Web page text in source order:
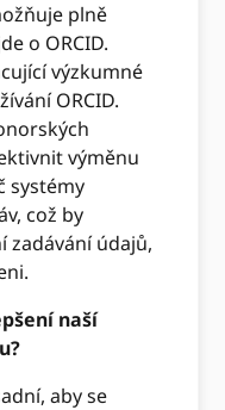
plně
o ORCID.
výzkumné
ORCID.
výměnu
systémy
což by
zadávání údajů,
naší
aby se